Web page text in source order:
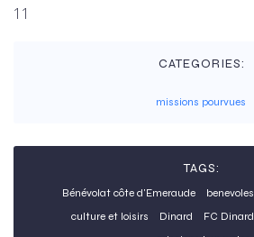
11
CATEGORIES:
missions pourvues
TAGS:
Bénévolat côte d'Emeraude benevoles
culture et loisirs
Dinard FC Dinard